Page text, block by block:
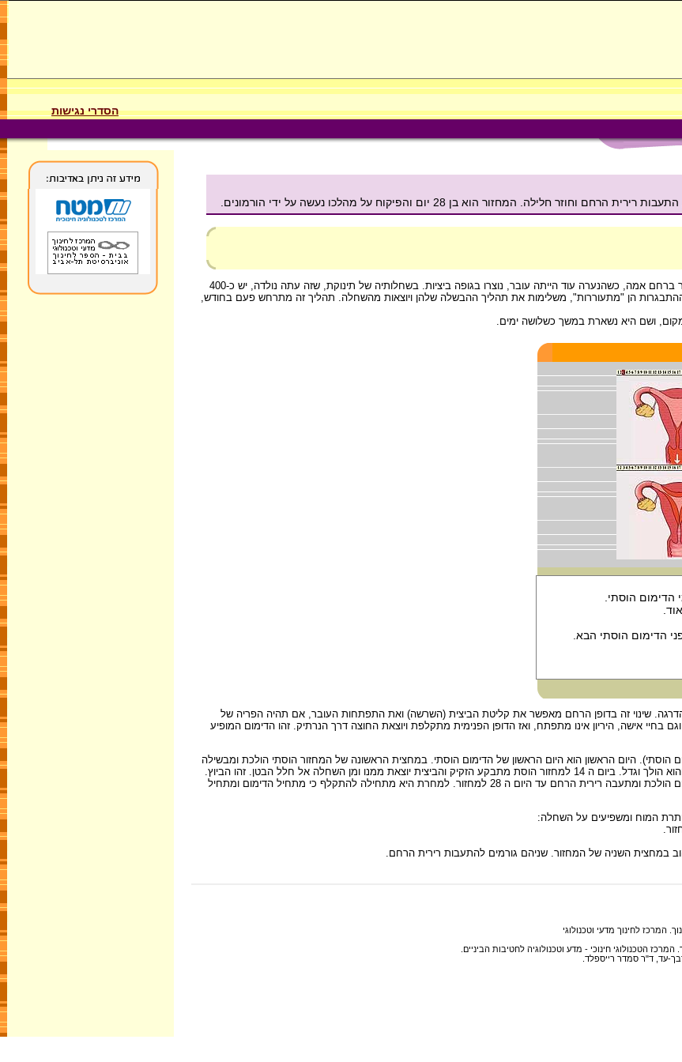
הסדרי נגישות
המחזור הוא בן 28 יום והפיקוח על מהלכו נעשה על ידי הורמונים.
השינוי העיקרי המתחולל בגופה של הנערה הוא הבשלת הביציות בשחלות. כבר ברחם אמה, כשהנערה עוד הייתה עובר, נוצרו בגופה ביציות. בשחלותיה של תינוקת, שזה עתה נולדה, יש כ-400
ההתבגרות הן "מתעוררות", משלימות את תהליך ההבשלה שלהן ויוצאות מהשחלה. תהליך זה מתרחש פעם בחודש,
ושם היא נשארת במשך כשלושה ימים.
שינוי זה בדופן הרחם מאפשר את קליטת הביצית (השרשה) ואת התפתחות העובר, אם תהיה הפריה של
בחיי אישה, היריון אינו מתפתח, ואז הדופן הפנימית מתקלפת ויוצאת החוצה דרך הנרתיק. זהו הדימום המופיע
אינו רק ימי הדימום הוסתי). היום הראשון הוא היום הראשון של הדימום הוסתי. במחצית הראשונה של המחזור הוסתי הולכת ומבשילה
ביצית בשחלה, בתוך מבנה המכונה זקיק. הזקיק משמש לביצית כעין מעטפת והוא הולך וגדל. ביום ה 14 למחזור הוסת מתבקע הזקיק והביצית יוצאת ממנו ומן השחלה אל חלל הבטן. זהו הביוץ.
הזקיק הופך לגוש תאים המכונה הגופיף הצהוב והוא מתנוון אם אין הריון. בינתיים הולכת ומתעבה רירית הרחם עד היום ה 28 למחזור. למחרת היא מתחילה להתקלף כי מתחיל הדימום ומתחיל
המוח ומשפיעים על השחלה:
במחצית השניה של המחזור. שניהם גורמים להתעבות רירית הרחם.
המרכז לחינוך מדעי וטכנולוגי